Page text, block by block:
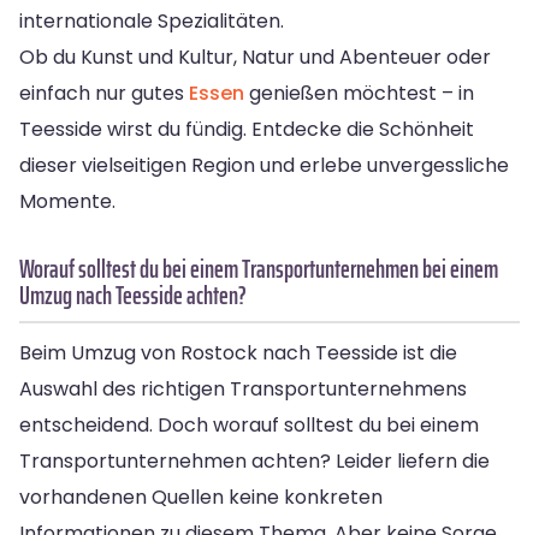
internationale Spezialitäten.
Ob du Kunst und Kultur, Natur und Abenteuer oder
einfach nur gutes Essen genießen möchtest – in
Teesside wirst du fündig. Entdecke die Schönheit
dieser vielseitigen Region und erlebe unvergessliche
Momente.
Worauf solltest du bei einem Transportunternehmen bei einem
Umzug nach Teesside achten?
Beim Umzug von Rostock nach Teesside ist die
Auswahl des richtigen Transportunternehmens
entscheidend. Doch worauf solltest du bei einem
Transportunternehmen achten? Leider liefern die
vorhandenen Quellen keine konkreten